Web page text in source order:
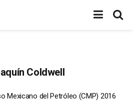
Coldwell
Mexicano del Petróleo (CMP) 2016